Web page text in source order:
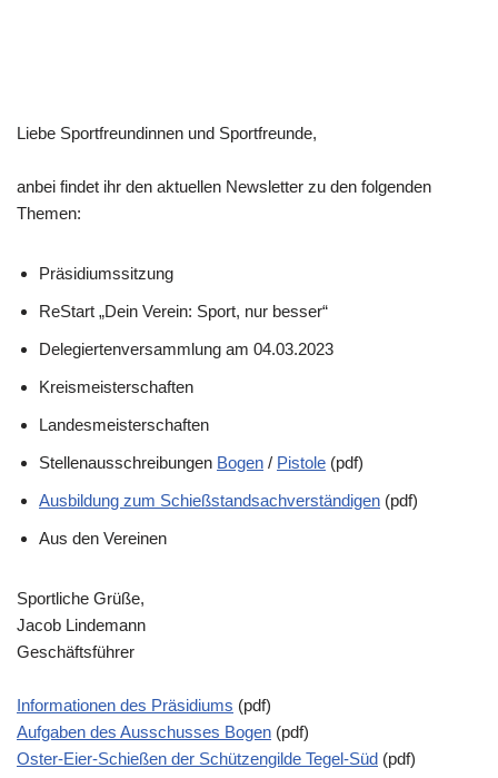
Liebe Sportfreundinnen und Sportfreunde,
anbei findet ihr den aktuellen Newsletter zu den folgenden
Themen:
Präsidiumssitzung
ReStart „Dein Verein: Sport, nur besser“
Delegiertenversammlung am 04.03.2023
Kreismeisterschaften
Landesmeisterschaften
Stellenausschreibungen Bogen / Pistole (pdf)
Ausbildung zum Schießstandsachverständigen (pdf)
Aus den Vereinen
Sportliche Grüße,
Jacob Lindemann
Geschäftsführer
Informationen des Präsidiums (pdf)
Aufgaben des Ausschusses Bogen (pdf)
Oster-Eier-Schießen der Schützengilde Tegel-Süd (pdf)